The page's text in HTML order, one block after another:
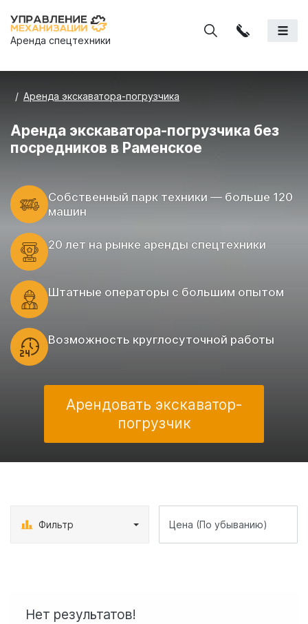
Аренда спецтехники
Аренда экскаватора-погрузчика
Аренда экскаватора-погрузчика без
посредников в Раменское
Cобственный парк техники — больше 120
машин
20 лет на рынке аренды спецтехники
Штатные операторы с большим опытом
Возможность круглосуточной работы
Арендовать экскаватор-
погрузчик
Фильтр
Нет результатов!